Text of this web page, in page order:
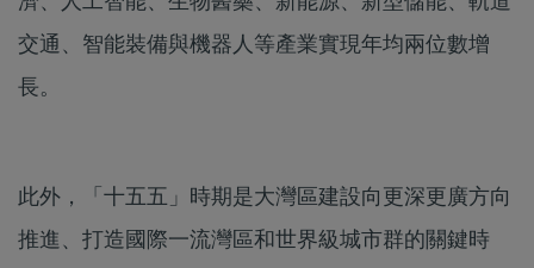
交通、智能裝備與機器人等產業實現年均兩位數增
長。
此外，「十五五」時期是大灣區建設向更深更廣方向
推進、打造國際一流灣區和世界級城市群的關鍵時